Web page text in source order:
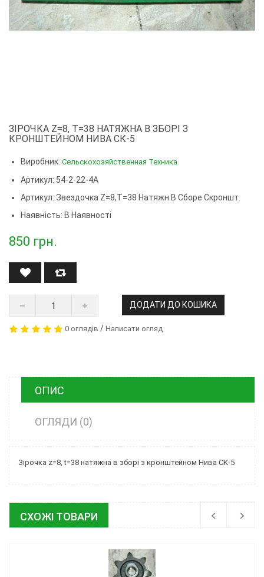
ЗІРОЧКА Z=8, T=38 НАТЯЖНА В ЗБОРІ З
КРОНШТЕЙНОМ НИВА СК-5
Виробник: Сельскохозяйственная Техника
Артикул: 54-2-22-4А
Артикул: Звездочка Z=8,t=38 Натяжн.в Сборе Скроншт.
Наявність: В Наявності
850 грн.
ДОДАТИ ДО КОШИКА
0 оглядів / Написати огляд
ОПИС
ОГЛЯДИ (0)
Зірочка z=8, t=38 натяжна в зборі з кронштейном Нива СК-5
СХОЖІ ТОВАРИ